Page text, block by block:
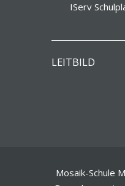
IServ
LEITBILD
Mosaik-Schule